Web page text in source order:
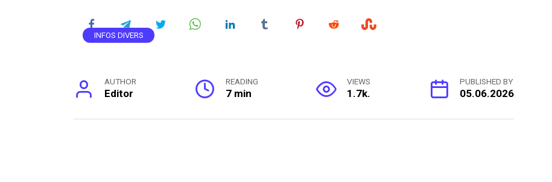
INFOS DIVERS
AUTHOR
Editor
READING
7 min
VIEWS
1.7k.
PUBLISHED BY
05.06.2026